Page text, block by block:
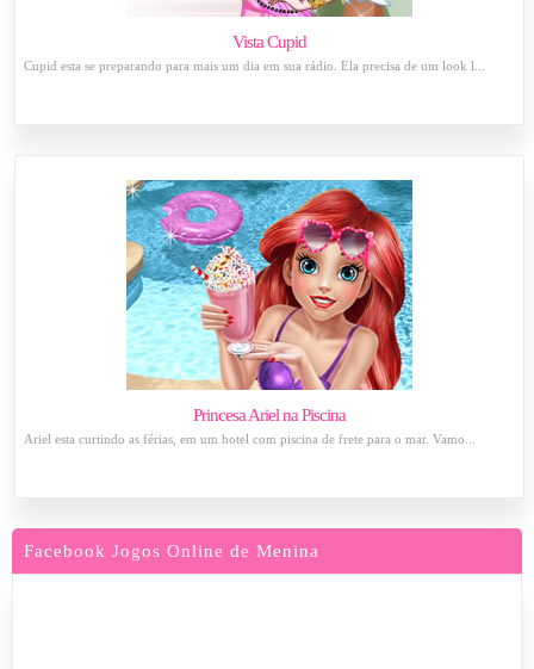
Vista Cupid
Cupid esta se preparando para mais um dia em sua rádio. Ela precisa de um look l...
Princesa Ariel na Piscina
Ariel esta curtindo as férias, em um hotel com piscina de frete para o mar. Vamo...
Facebook Jogos Online de Menina